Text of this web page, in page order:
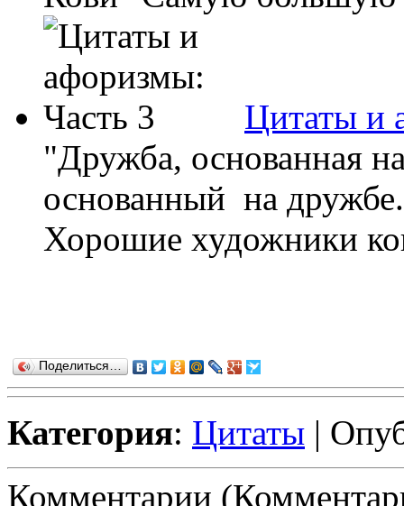
Цитаты и
"Дружба, основанная
основанный на
Хорошие художники
Поделиться…
Категория: Цитаты |
Комментарии